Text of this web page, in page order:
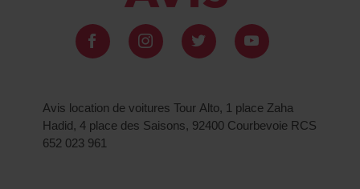
Avis location de voitures Tour Alto, 1 place Zaha
Hadid, 4 place des Saisons, 92400 Courbevoie RCS
652 023 961